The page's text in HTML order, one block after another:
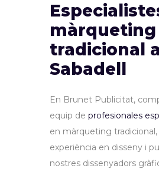
màrqueting
tradicional a
Sabadell
En Brunet Publicitat,
equip de profesionales
en màrqueting
experiència en disseny i
nostres dissenyadors